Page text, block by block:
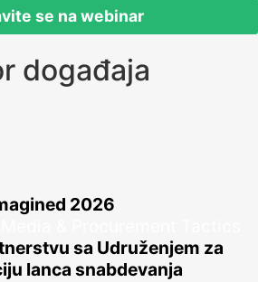
se na webinar
događaja
2026
sa Udruženjem za
lanca snabdevanja